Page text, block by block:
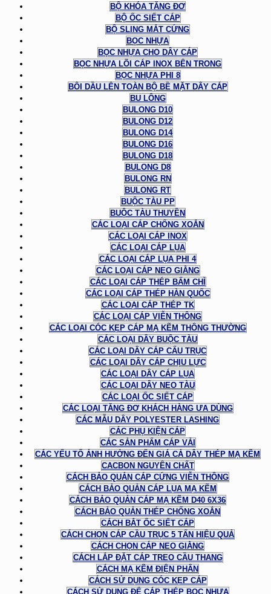
BỘ KHÓA TĂNG ĐƠ
BỘ ỐC SIẾT CÁP
BỘ SLING MẮT CỨNG
BỌC NHỰA
BỌC NHỰA CHO DÂY CÁP
BỌC NHỰA LÕI CÁP INOX BÊN TRONG
BỌC NHỰA PHI 8
BÔI DẦU LÊN TOÀN BỘ BỀ MẶT DÂY CÁP
BU LÔNG
BULONG D10
BULONG D12
BULONG D14
BULONG D16
BULONG D18
BULONG D8
BULONG RN
BULONG RT
BUỘC TÀU PP
BUỘC TÀU THUYỀN
CÁC LOẠI CÁP CHỐNG XOẮN
CÁC LOẠI CÁP INOX
CÁC LOẠI CÁP LỤA
CÁC LOẠI CÁP LỤA PHI 4
CÁC LOẠI CÁP NEO GIẰNG
CÁC LOẠI CÁP THÉP BẤM CHÌ
CÁC LOẠI CÁP THÉP HÀN QUỐC
CÁC LOẠI CÁP THÉP TK
CÁC LOẠI CÁP VIỄN THÔNG
CÁC LOẠI CÓC KẸP CÁP MẠ KẼM THÔNG THƯỜNG
CÁC LOẠI DÂY BUỘC TÀU
CÁC LOẠI DÂY CÁP CẨU TRỤC
CÁC LOẠI DÂY CÁP CHỊU LỰC
CÁC LOẠI DÂY CÁP LỤA
CÁC LOẠI DÂY NEO TÀU
CÁC LOẠI ỐC SIẾT CÁP
CÁC LOẠI TĂNG ĐƠ KHÁCH HÀNG ƯA DÙNG
CÁC MẪU DÂY POLYESTER LASHING
CÁC PHỤ KIỆN CÁP
CÁC SẢN PHẨM CÁP VẢI
CÁC YẾU TỐ ẢNH HƯỞNG ĐẾN GIÁ CẢ DÂY THÉP MẠ KẼM
CACBON NGUYÊN CHẤT
CÁCH BẢO QUẢN CÁP CỨNG VIỄN THÔNG
CÁCH BẢO QUẢN CÁP LỤA MẠ KẼM
CÁCH BẢO QUẢN CÁP MẠ KẼM D40 6X36
CÁCH BẢO QUẢN THÉP CHỐNG XOẮN
CÁCH BẮT ỐC SIẾT CÁP
CÁCH CHỌN CÁP CẦU TRỤC 5 TẤN HIỆU QUẢ
CÁCH CHỌN CÁP NEO GIẰNG
CÁCH LẮP ĐẶT CÁP TREO CẦU THANG
CÁCH MẠ KẼM ĐIỆN PHÂN
CÁCH SỬ DỤNG CÓC KẸP CÁP
CÁCH SỬ DỤNG ĐỂ CÁP THÉP BỌC NHỰA